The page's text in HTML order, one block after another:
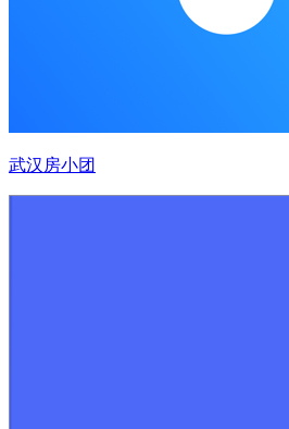
武汉房小团